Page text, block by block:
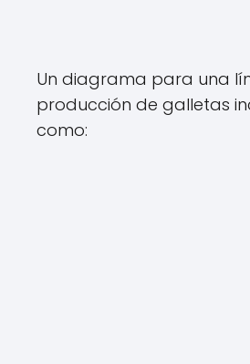
Un diagrama para una
producción de galletas
como: